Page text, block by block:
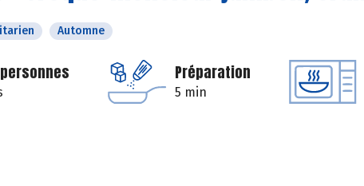
Automne
Préparation
5 min